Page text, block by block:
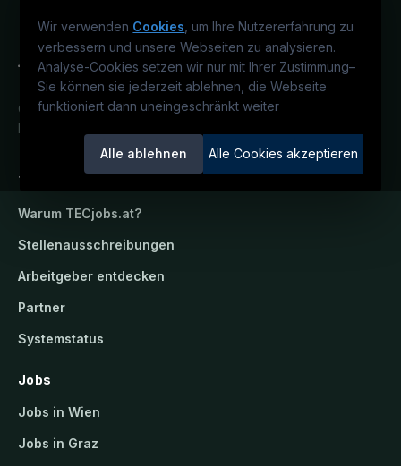
Wir verwenden Cookies , um Ihre Nutzererfahrung zu
verbessern und unsere Webseiten zu analysieren.
Analyse-Cookies setzen wir nur mit Ihrer Zustimmung–
Sie können sie jederzeit ablehnen, die Webseite
funktioniert dann uneingeschränkt weiter
Alle ablehnen Alle Cookies akzeptieren
Österreichs technisches Karriereportal.
Ein Service der candidatis GmbH.
TECjobs.at
Warum TECjobs.at?
Stellenausschreibungen
Arbeitgeber entdecken
Partner
Systemstatus
Jobs
Jobs in Wien
Jobs in Graz